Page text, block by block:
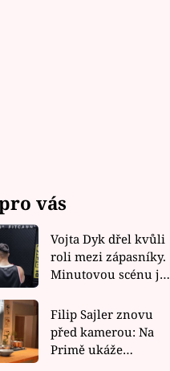
vás
Vojta Dyk dřel kvůli
roli mezi zápasníky.
Minutovou scénu jel
Filip Sajler znovu
před kamerou: Na
Primě ukáže